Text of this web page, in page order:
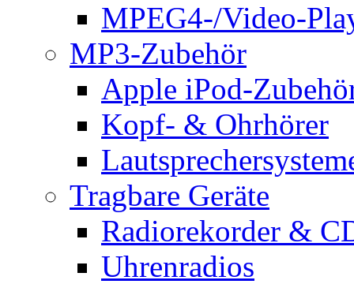
MPEG4-/Video-
MP3-Zubehör
Apple iPod-
Kopf- & Ohrhörer
Tragbare Geräte
Radiorekorder &
Uhrenradios